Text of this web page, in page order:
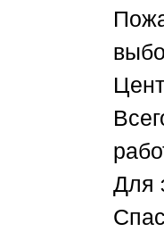
Для